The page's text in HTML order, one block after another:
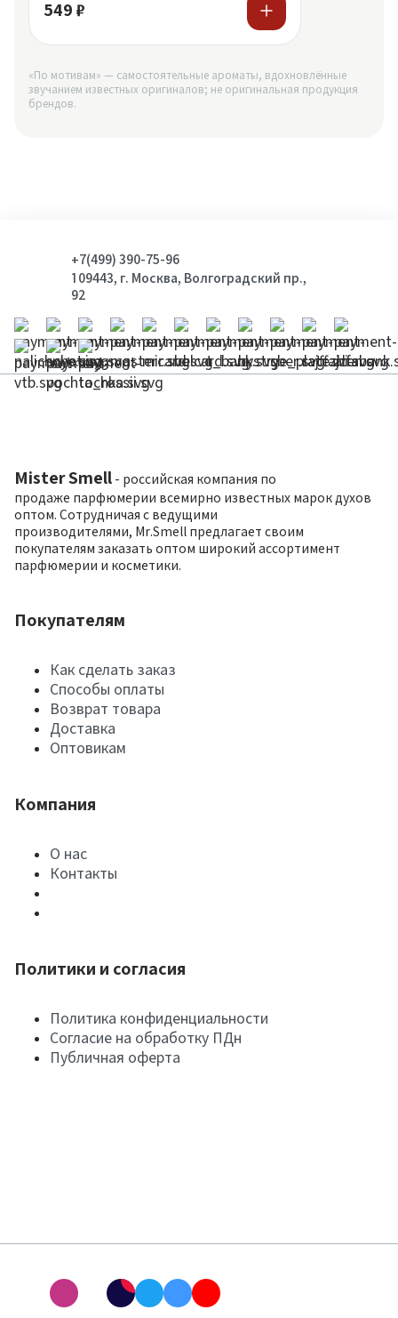
549 ₽
«По мотивам» — самостоятельные ароматы, вдохновлённые
звучанием известных оригиналов; не оригинальная продукция
брендов.
+7(499) 390-75-96
109443, г. Москва, Волгоградский пр.,
92
Mister Smell - российская компания по
продаже парфюмерии всемирно известных марок духов
оптом. Сотрудничая с ведущими
производителями, Mr.Smell предлагает своим
покупателям заказать оптом широкий ассортимент
парфюмерии и косметики.
Покупателям
Как сделать заказ
Способы оплаты
Возврат товара
Доставка
Оптовикам
Компания
О нас
Контакты
Политики и согласия
Политика конфиденциальности
Согласие на обработку ПДн
Публичная оферта